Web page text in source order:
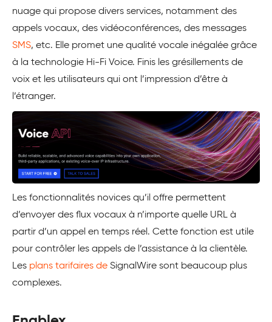
nuage qui propose divers services, notamment des
appels vocaux, des vidéoconférences, des messages
SMS, etc. Elle promet une qualité vocale inégalée grâce
à la technologie Hi-Fi Voice. Finis les grésillements de
voix et les utilisateurs qui ont l’impression d’être à
l’étranger.
Les fonctionnalités novices qu’il offre permettent
d’envoyer des flux vocaux à n’importe quelle URL à
partir d’un appel en temps réel. Cette fonction est utile
pour contrôler les appels de l’assistance à la clientèle.
Les plans tarifaires de SignalWire sont beaucoup plus
complexes.